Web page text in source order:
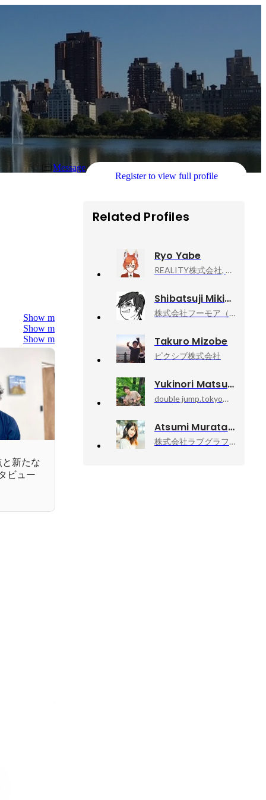
Message
Register to view full profile
Show more
Show more
Show more
新たな
ビュー
Related Profiles
Ryo Yabe
REALITY株式会社, プロダクト本部 Engagementグループ シニアマネージャー
Shibatsuji Mikiya
株式会社フーモア（Whomor）, 代表取締役社長
Takuro Mizobe
ピクシブ株式会社
Yukinori Matsuya
double jump.tokyo株式会社, 取締役COO プロデューサー部
Atsumi Murata
株式会社ラブグラフ, Co-founder & CCO